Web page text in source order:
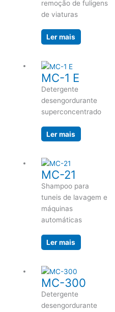
remoção de fuligens
de viaturas
Ler mais
MC-1 E
Detergente
desengordurante
superconcentrado
Ler mais
MC-21
Shampoo para
tuneis de lavagem e
máquinas
automáticas
Ler mais
MC-300
Detergente
desengordurante